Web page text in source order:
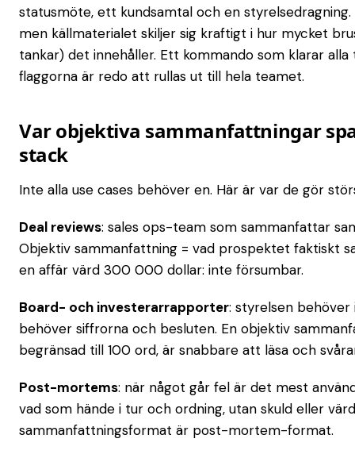
statusmöte, ett kundsamtal och en
men källmaterialet skiljer sig kraftigt i hur mycket
tankar) det innehåller. Ett kommando som klarar
flaggorna är redo att rullas ut till hela teamet.
Var objektiva sammanfattningar
stack
Inte alla use cases behöver en. Här är var de gör
Deal reviews: sales ops-team som sammanfattar
Objektiv sammanfattning = vad prospektet faktiskt
en affär värd 300 000 dollar: inte försumbar.
Board- och investerarrapporter: styrelsen behöver
behöver siffrorna och besluten. En objektiv
begränsad till 100 ord, är snabbare att läsa och
Post-mortems: när något går fel är det mest
vad som hände i tur och ordning, utan skuld eller
sammanfattningsformat är post-mortem-format.